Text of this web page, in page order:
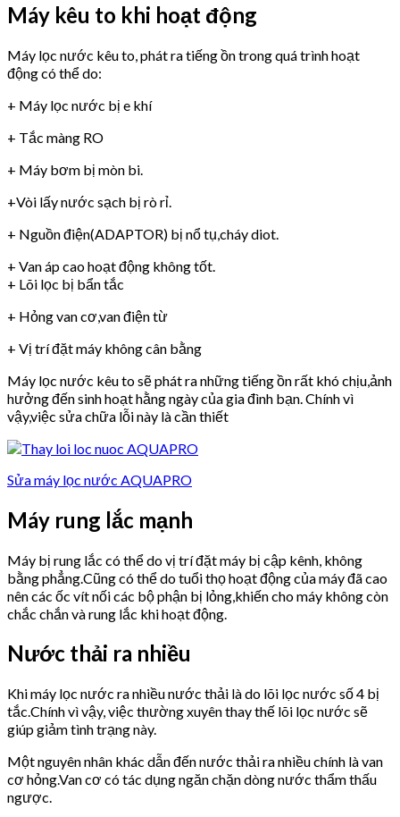
Máy kêu to khi hoạt động
Máy lọc nước kêu to, phát ra tiếng ồn trong quá trình hoạt
động có thể do:
+ Máy lọc nước bị e khí
+ Tắc màng RO
+ Máy bơm bị mòn bi.
+Vòi lấy nước sạch bị rò rỉ.
+ Nguồn điện(ADAPTOR) bị nổ tụ,cháy diot.
+ Van áp cao hoạt động không tốt.
+ Lõi lọc bị bẩn tắc
+ Hỏng van cơ,van điện từ
+ Vị trí đặt máy không cân bằng
Máy lọc nước kêu to sẽ phát ra những tiếng ồn rất khó chịu,ảnh
hưởng đến sinh hoạt hằng ngày của gia đình bạn. Chính vì
vậy,việc sửa chữa lỗi này là cần thiết
Sửa máy lọc nước AQUAPRO
Máy rung lắc mạnh
Máy bị rung lắc có thể do vị trí đặt máy bị cập kênh, không
bằng phẳng.Cũng có thể do tuổi thọ hoạt động của máy đã cao
nên các ốc vít nối các bộ phận bị lỏng,khiến cho máy không còn
chắc chắn và rung lắc khi hoạt động.
Nước thải ra nhiều
Khi máy lọc nước ra nhiều nước thải là do lõi lọc nước số 4 bị
tắc.Chính vì vậy, việc thường xuyên thay thế lõi lọc nước sẽ
giúp giảm tình trạng này.
Một nguyên nhân khác dẫn đến nước thải ra nhiều chính là van
cơ hỏng.Van cơ có tác dụng ngăn chặn dòng nước thẩm thấu
ngược.